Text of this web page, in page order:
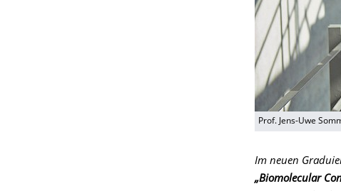
Prof. Jens-Uwe
Im neuen
„Biomolecular